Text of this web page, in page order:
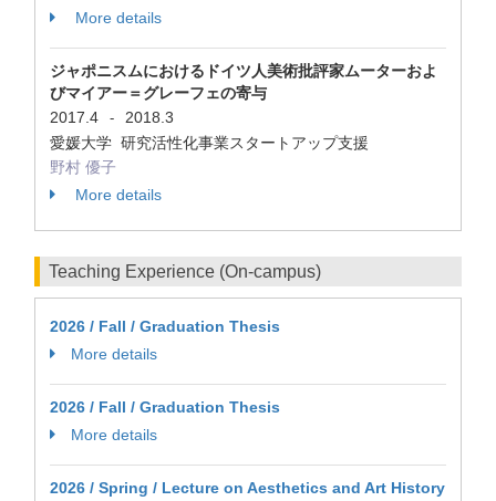
More details
ジャポニスムにおけるドイツ人美術批評家ムーターおよ
びマイアー＝グレーフェの寄与
2017.4
-
2018.3
愛媛大学 研究活性化事業スタートアップ支援
野村 優子
More details
Teaching Experience (On-campus)
2026 / Fall / Graduation Thesis
More details
2026 / Fall / Graduation Thesis
More details
2026 / Spring / Lecture on Aesthetics and Art History